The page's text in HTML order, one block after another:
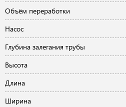
Объём переработки
Насос
Глубина залегания трубы
Высота
Длина
Ширина